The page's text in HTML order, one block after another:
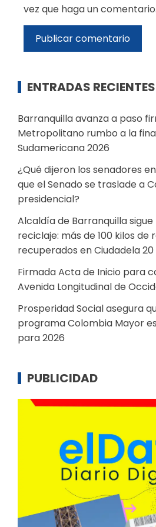
vez que haga un comentario.
ENTRADAS RECIENTES
Barranquilla avanza a paso
Metropolitano rumbo a la
Sudamericana 2026
¿Qué dijeron los senadores
que el Senado se traslade a
presidencial?
Alcaldía de Barranquilla
reciclaje: más de 100 kilos de
recuperados en Ciudadela 20
Firmada Acta de Inicio para
Avenida Longitudinal de
Prosperidad Social asegura
programa Colombia Mayor
para 2026
PUBLICIDAD